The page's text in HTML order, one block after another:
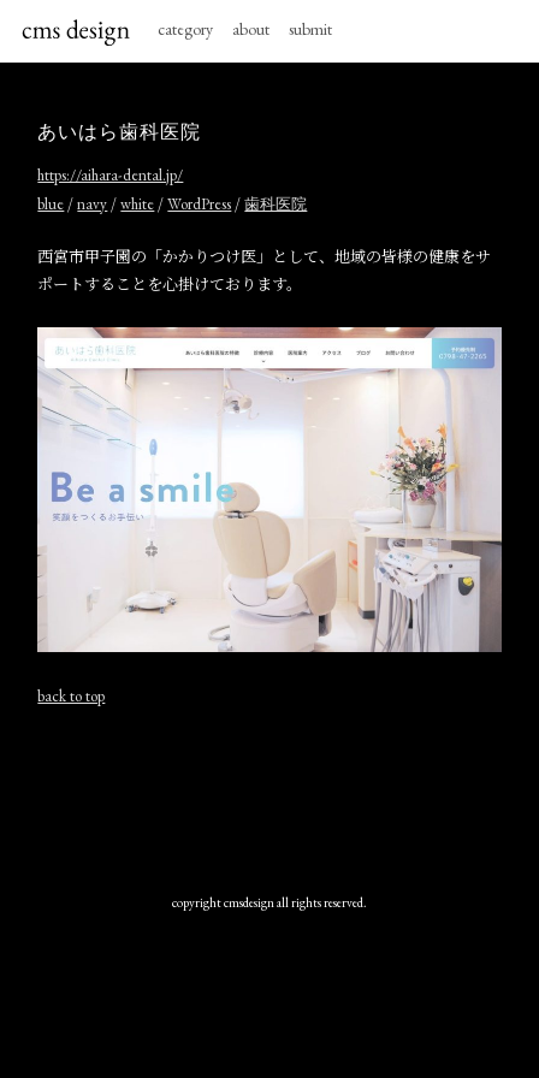
category about submit
あいはら歯科医院
https://aihara-dental.jp/
blue /navy /white /WordPress /歯科医院
西宮市甲子園の「かかりつけ医」として、地域の皆様の健康をサ
ポートすることを心掛けております。
back to top
copyright cmsdesign all rights reserved.